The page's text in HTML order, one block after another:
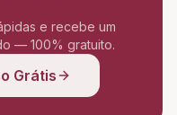
e recebe um
— 100% gratuito.
Grátis